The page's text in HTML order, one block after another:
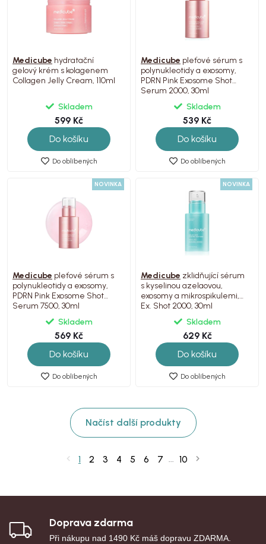
Medicube hydratační
gelový krém s kolagenem
Collagen Jelly Cream, 110ml
Skladem
599 Kč
Do košíku
Do oblíbených
Medicube pleťové sérum s
polynukleotidy a exosomy,
PDRN Pink Exosome Shot
Serum 2000, 30ml
Skladem
539 Kč
Do košíku
Do oblíbených
NOVINKA
Medicube pleťové sérum s
polynukleotidy a exosomy,
PDRN Pink Exosome Shot
Serum 7500, 30ml
Skladem
569 Kč
Do košíku
Do oblíbených
NOVINKA
Medicube zklidňující sérum
s kyselinou azelaovou,
exosomy a mikrospikulemi,
Ex. Shot 2000, 30ml
Skladem
629 Kč
Do košíku
Do oblíbených
Načíst další produkty
1 2 3 4 5 6 7 ... 10
Doprava zdarma
Při nákupu nad 1490 Kč máš dopravu ZDARMA.